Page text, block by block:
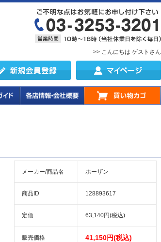
>> こんにちは ゲストさん
メーカー/商品名 ホーザン
商品ID 128893617
定価 63,140円(税込)
販売価格 41,150円(税込)